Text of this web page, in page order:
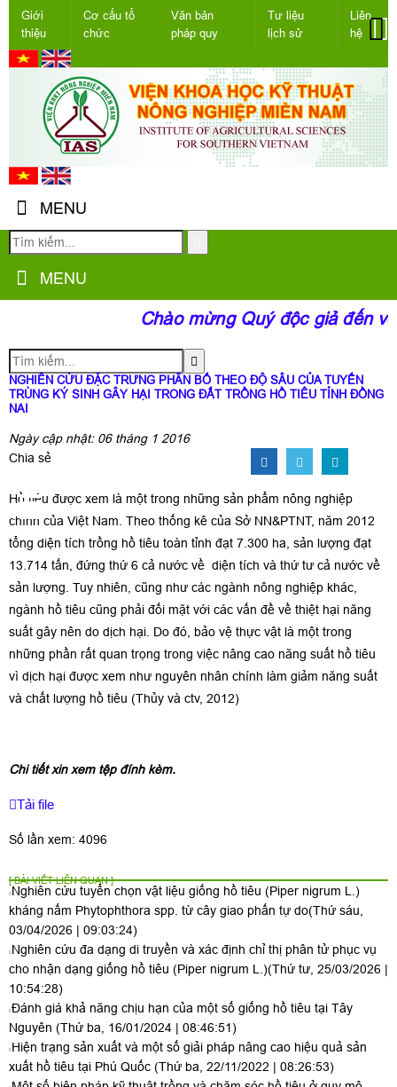
Giới
thiệu
Cơ cấu tổ
chức
Văn bản
pháp quy
Tư liệu
lịch sử
Liên
hệ
MENU
MENU
Chào mừng Quý độc giả đến
NGHIÊN CỨU ĐẶC TRƯNG PHÂN BỐ THEO ĐỘ SÂU CỦA TUYẾN
TRÙNG KÝ SINH GÂY HẠI TRONG ĐẤT TRỒNG HỒ TIÊU TỈNH ĐỒNG
NAI
Ngày cập nhật: 06 tháng 1 2016
Chia sẻ
Hồ tiêu được xem là một trong những sản phẩm nông nghiệp
chính của Việt Nam. Theo thống kê của Sở NN&PTNT, năm 2012
tổng diện tích trồng hồ tiêu toàn tỉnh đạt 7.300 ha, sản lượng đạt
13.714 tấn, đứng thứ 6 cả nước về diện tích và thứ tư cả nước về
sản lượng. Tuy nhiên, cũng như các ngành nông nghiệp khác,
ngành hồ tiêu cũng phải đối mặt với các vấn đề về thiệt hại năng
suất gây nên do dịch hại. Do đó, bảo vệ thực vật là một trong
những phần rất quan trọng trong việc nâng cao năng suất hồ tiêu
vì dịch hại được xem như nguyên nhân chính làm giảm năng suất
và chất lượng hồ tiêu (Thủy và ctv, 2012)
Chi tiết xin xem tệp đính kèm.
Tải file
Số lần xem: 4096
[ BÀI VIẾT LIÊN QUAN ]
Nghiên cứu tuyển chọn vật liệu giống hồ tiêu (Piper nigrum L.)
kháng nấm Phytophthora spp. từ cây giao phấn tự do(Thứ sáu,
03/04/2026 | 09:03:24)
Nghiên cứu đa dạng di truyền và xác định chỉ thị phân tử phục vụ
cho nhận dạng giống hồ tiêu (Piper nigrum L.)(Thứ tư, 25/03/2026 |
10:54:28)
Đánh giá khả năng chịu hạn của một số giống hồ tiêu tại Tây
Nguyên (Thứ ba, 16/01/2024 | 08:46:51)
Hiện trạng sản xuất và một số giải pháp nâng cao hiệu quả sản
xuất hồ tiêu tại Phú Quốc (Thứ ba, 22/11/2022 | 08:26:53)